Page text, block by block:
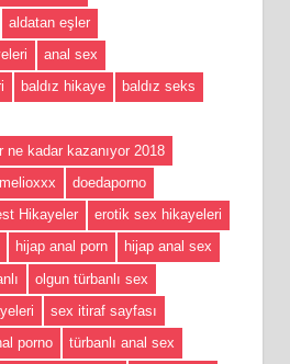
aldatan eşler
anal sex
baldız hikaye
baldız seks
ne kadar kazanıyor 2018
doedaporno
Hikayeler
erotik sex hikayeleri
hijap anal porn
hijap anal sex
olgun türbanlı sex
sex itiraf sayfası
porno türbanlı anal sex